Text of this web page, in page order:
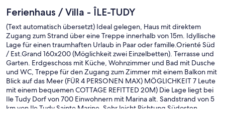
Ferienhaus / Villa - ÎLE-TUDY
(Text automatisch übersetzt) Ideal gelegen, Haus mit direktem
Zugang zum Strand über eine Treppe innerhalb von 15m. Idyllische
Lage für einen traumhaften Urlaub in Paar oder famille.Orienté Süd
/ Est.Grand 160x200 (Möglichkeit zwei Einzelbetten). Terrasse und
Garten. Erdgeschoss mit Küche, Wohnzimmer und Bad mit Dusche
und WC, Treppe für den Zugang zum Zimmer mit einem Balkon mit
Blick auf das Meer (FÜR 4 PERSONEN MAX) MÖGLICHKEIT 7 Leute
mit einem bequemen COTTAGE REFITTED 20M) Die Lage liegt bei
Ile Tudy Dorf von 700 Einwohnern mit Marina alt. Sandstrand von 5
km von Ile Tudy Sainte Marine. Sehr leicht Richtung Südosten